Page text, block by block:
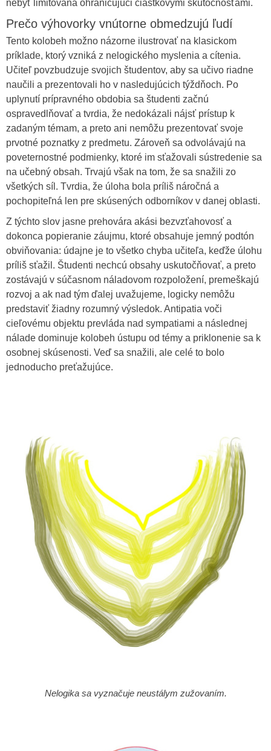
nebyť limitovaná ohraničujúci čiastkovými skutočnosťami.
Prečo výhovorky vnútorne obmedzujú ľudí
Tento kolobeh možno názorne ilustrovať na klasickom
príklade, ktorý vzniká z nelogického myslenia a cítenia.
Učiteľ povzbudzuje svojich študentov, aby sa učivo riadne
naučili a prezentovali ho v nasledujúcich týždňoch. Po
uplynutí prípravného obdobia sa študenti začnú
ospravedlňovať a tvrdia, že nedokázali nájsť prístup k
zadaným témam, a preto ani nemôžu prezentovať svoje
prvotné poznatky z predmetu. Zároveň sa odvolávajú na
poveternostné podmienky, ktoré im sťažovali sústredenie sa
na učebný obsah. Trvajú však na tom, že sa snažili zo
všetkých síl. Tvrdia, že úloha bola príliš náročná a
pochopiteľná len pre skúsených odborníkov v danej oblasti.
Z týchto slov jasne prehovára akási bezvzťahovosť a
dokonca popieranie záujmu, ktoré obsahuje jemný podtón
obviňovania: údajne je to všetko chyba učiteľa, keďže úlohu
príliš sťažil. Študenti nechcú obsahy uskutočňovať, a preto
zostávajú v súčasnom náladovom rozpoložení, premeškajú
rozvoj a ak nad tým ďalej uvažujeme, logicky nemôžu
predstaviť žiadny rozumný výsledok. Antipatia voči
cieľovému objektu prevláda nad sympatiami a následnej
nálade dominuje kolobeh ústupu od témy a priklonenie sa k
osobnej skúsenosti. Veď sa snažili, ale celé to bolo
jednoducho preťažujúce.
Nelogika sa vyznačuje neustálym zužovaním.